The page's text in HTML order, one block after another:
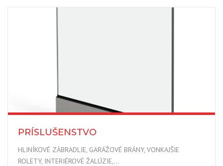
PRÍSLUŠENSTVO
HLINÍKOVÉ ZÁBRADLIE, GARÁŽOVÉ BRÁNY, VONKAJŠIE
ROLETY, INTERIÉROVÉ ŽALÚZIE,…